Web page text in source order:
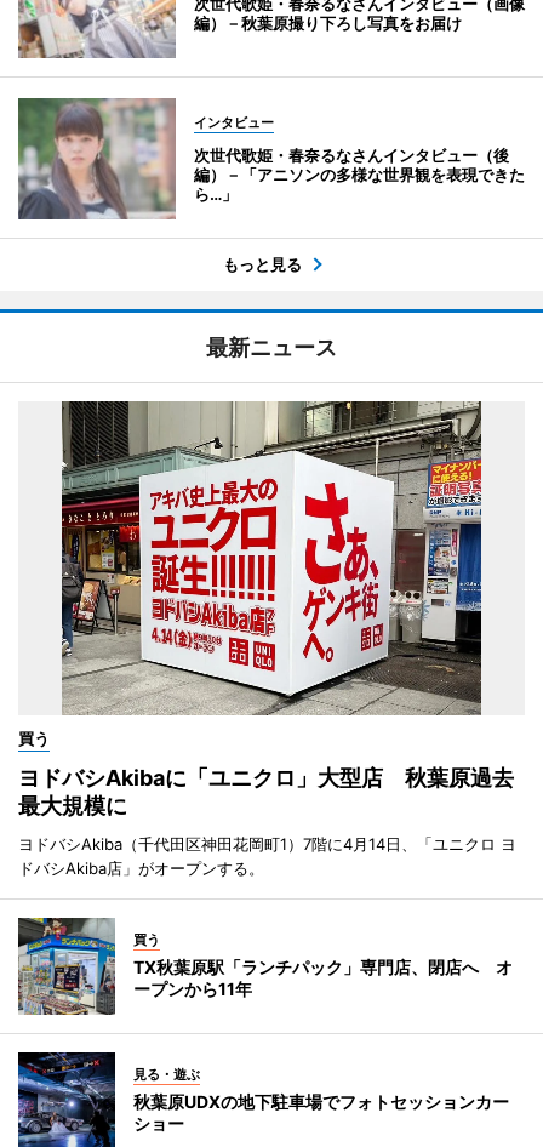
編）－秋葉原撮り下ろし写真をお届け
インタビュー
次世代歌姫・春奈るなさんインタビュー（後
編）－「アニソンの多様な世界観を表現できた
ら…」
もっと見る
最新ニュース
買う
ヨドバシAkibaに「ユニクロ」大型店 秋葉原過去
最大規模に
ヨドバシAkiba（千代田区神田花岡町1）7階に4月14日、「ユニクロ ヨ
ドバシAkiba店」がオープンする。
買う
TX秋葉原駅「ランチパック」専門店、閉店へ オ
ープンから11年
見る・遊ぶ
秋葉原UDXの地下駐車場でフォトセッションカー
ショー